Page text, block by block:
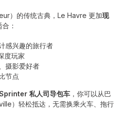
）的传统古典，Le Havre 更加现
：
感兴趣的旅行者
度玩家
摄影爱好者
节点
私人司导包车 ，你可以从巴
）轻松抵达，无需换乘火车、拖行